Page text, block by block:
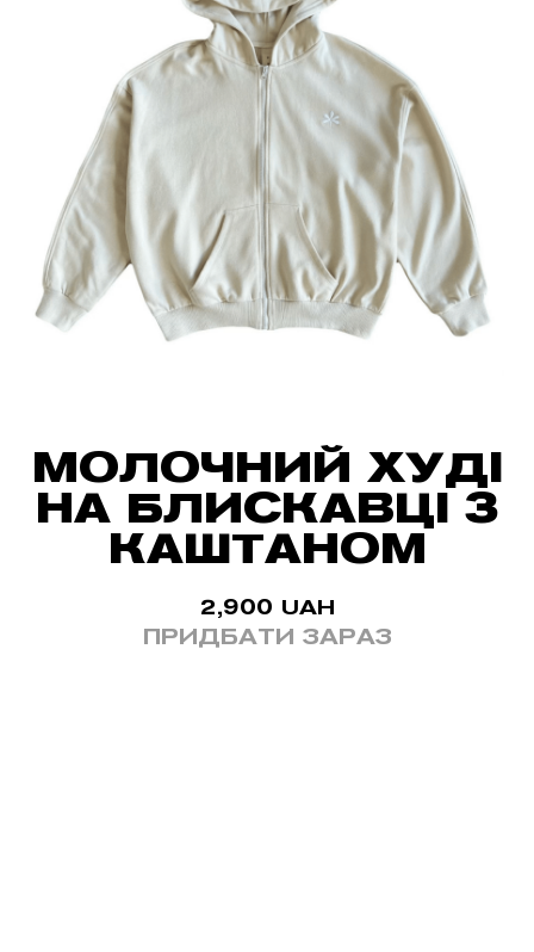
МОЛОЧНИЙ ХУДІ
НА БЛИСКАВЦІ З
КАШТАНОМ
2,900 UAH
ПРИДБАТИ ЗАРАЗ